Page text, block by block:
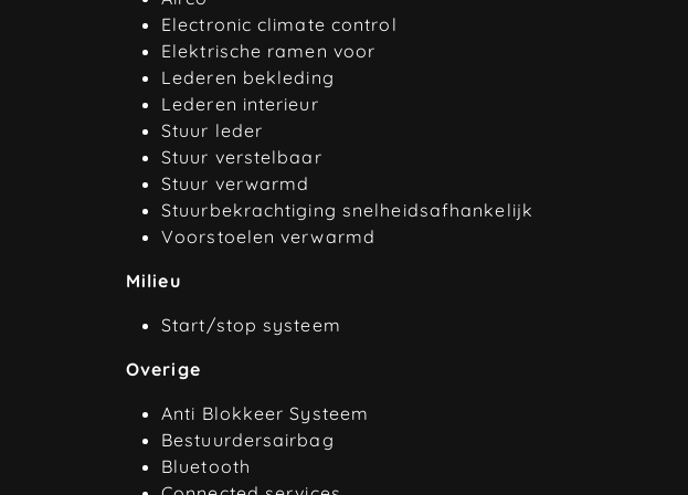
Electronic climate control
Elektrische ramen voor
Lederen bekleding
Lederen interieur
Stuur leder
Stuur verstelbaar
Stuur verwarmd
Stuurbekrachtiging snelheidsafhankelijk
Voorstoelen verwarmd
Milieu
Start/stop systeem
Overige
Anti Blokkeer Systeem
Bestuurdersairbag
Bluetooth